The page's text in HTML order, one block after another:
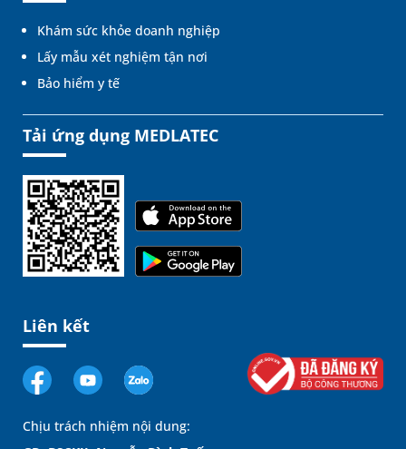
Khám sức khỏe doanh nghiệp
Lấy mẫu xét nghiệm tận nơi
Bảo hiểm y tế
Tải ứng dụng MEDLATEC
Liên kết
Chịu trách nhiệm nội dung: